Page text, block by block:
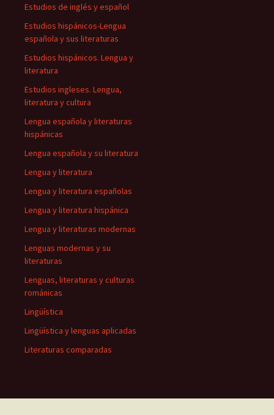
Estudios de inglés y español
Estudios hispánicos-Lengua
española y sus literaturas
Estudios hispánicos. Lengua y
literatura
Estudios ingleses. Lengua,
literatura y cultura
Lengua española y literaturas
hispánicas
Lengua española y su literatura
Lengua y literatura
Lengua y literatura españolas
Lengua y literatura hispánica
Lengua y literaturas modernas
Lenguas modernas y su
literaturas
Lenguas, literaturas y culturas
románicas
Lingüística
Lingüística y lenguas aplicadas
Literaturas comparadas